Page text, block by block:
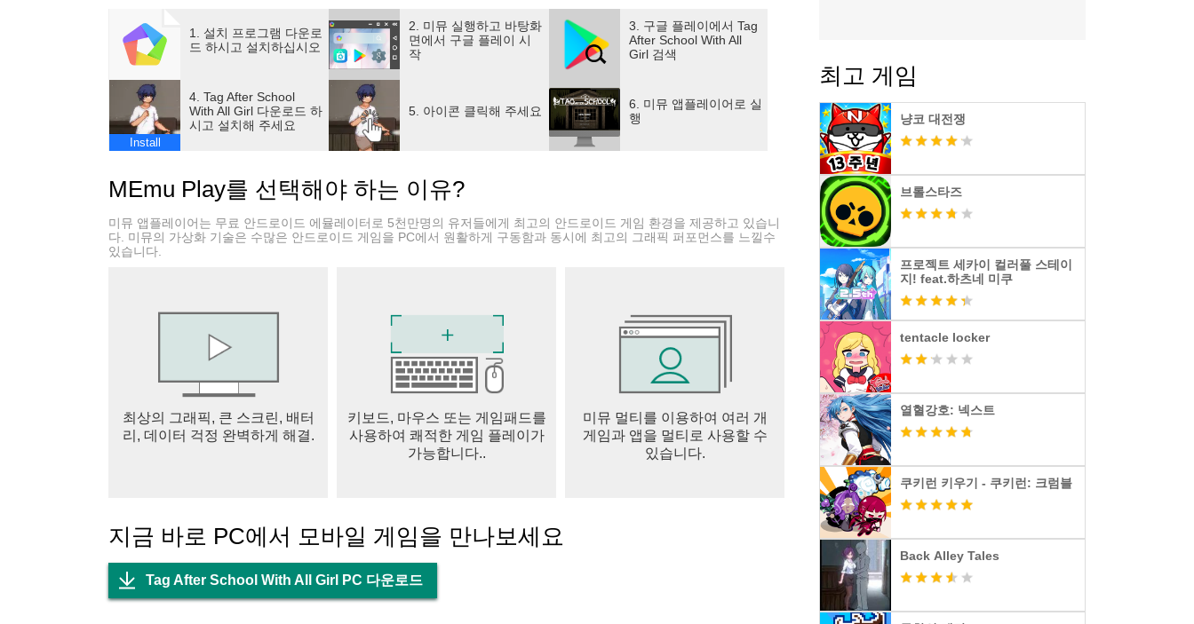
Tag After School With All Girls Mobile을 다운로드하고 친구를 초대하고 Tag After School With All Girls VR 플
레이어의 연속 그룹이 되십시오.
1. 설치 프로그램 다운로
드 하시고 설치하십시오
2. 미뮤 실행하고 바탕화
면에서 구글 플레이 시
작
3. 구글 플레이에서 Tag
After School With All
Girl 검색
Install
4. Tag After School
With All Girl 다운로드 하
시고 설치해 주세요
5. 아이콘 클릭해 주세요
6. 미뮤 앱플레이어로 실
행
MEmu Play를 선택해야 하는 이유?
미뮤 앱플레이어는 무료 안드로이드 에뮬레이터로 5천만명의 유저들에게 최고의 안드로이드 게임 환경을 제공하고 있습니
다. 미뮤의 가상화 기술은 수많은 안드로이드 게임을 PC에서 원활하게 구동함과 동시에 최고의 그래픽 퍼포먼스를 느낄수
있습니다.
최상의 그래픽, 큰 스크린, 배터
리, 데이터 걱정 완벽하게 해결.
키보드, 마우스 또는 게임패드를
사용하여 쾌적한 게임 플레이가
가능합니다..
미뮤 멀티를 이용하여 여러 개
게임과 앱을 멀티로 사용할 수
있습니다.
지금 바로 PC에서 모바일 게임을 만나보세요
Tag After School With All Girl PC 다운로드
최고 게임
냥코 대전쟁
브롤스타즈
프로젝트 세카이 컬러풀 스테이
지! feat.하츠네 미쿠
tentacle locker
열혈강호: 넥스트
쿠키런 키우기 - 쿠키런: 크럼블
Back Alley Tales